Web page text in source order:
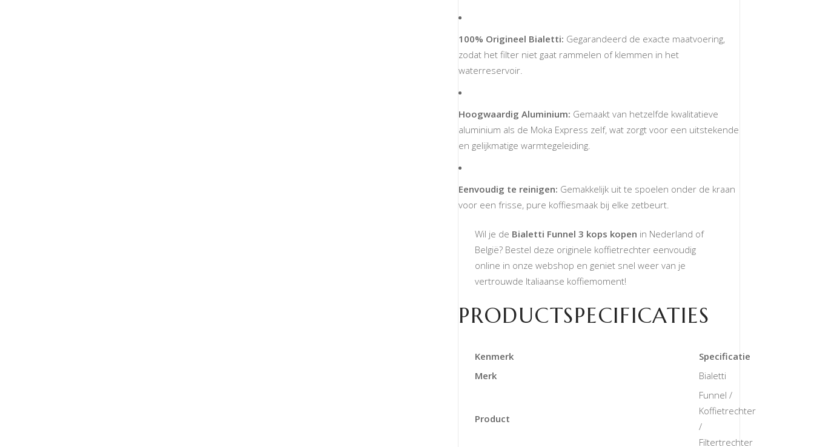
100% Origineel Bialetti: Gegarandeerd de exacte maatvoering,
zodat het filter niet gaat rammelen of klemmen in het
waterreservoir.
Hoogwaardig Aluminium: Gemaakt van hetzelfde kwalitatieve
aluminium als de Moka Express zelf, wat zorgt voor een uitstekende
en gelijkmatige warmtegeleiding.
Eenvoudig te reinigen: Gemakkelijk uit te spoelen onder de kraan
voor een frisse, pure koffiesmaak bij elke zetbeurt.
Wil je de Bialetti Funnel 3 kops kopen in Nederland of
België? Bestel deze originele koffietrechter eenvoudig
online in onze webshop en geniet snel weer van je
vertrouwde Italiaanse koffiemoment!
PRODUCTSPECIFICATIES
Kenmerk
Specificatie
Merk
Bialetti
Product
Funnel /
Koffietrechter
/
Filtertrechter